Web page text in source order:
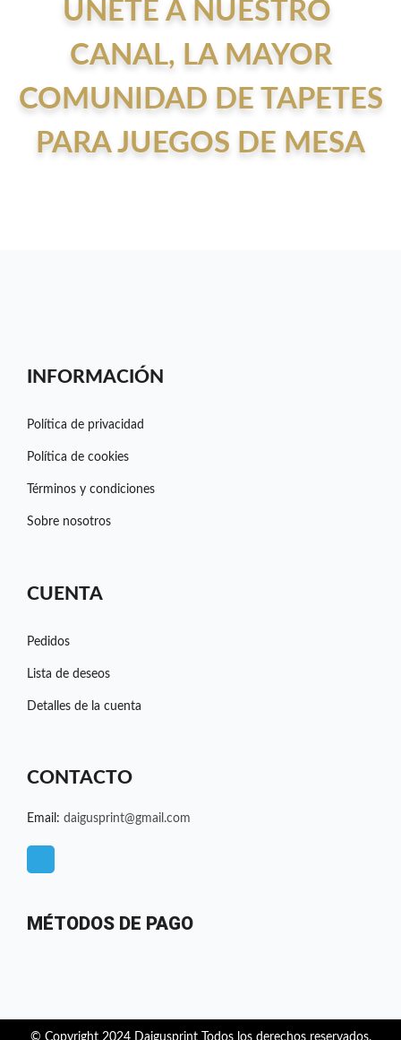
UNETE A NUESTRO
CANAL, LA MAYOR
COMUNIDAD DE TAPETES
PARA JUEGOS DE MESA
INFORMACIÓN
Política de privacidad
Política de cookies
Términos y condiciones
Sobre nosotros
CUENTA
Pedidos
Lista de deseos
Detalles de la cuenta
CONTACTO
Email: daigusprint@gmail.com
e
e
g
MÉTODOS DE PAGO
© Copyright 2024 Daigusprint Todos los derechos reservados.